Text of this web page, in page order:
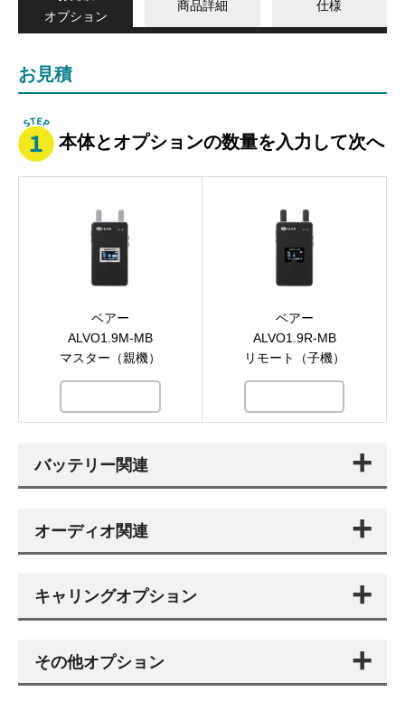
オプション
商品詳細 仕様
お見積
本体とオプションの数量を入力して次へ
ベアー
ALVO1.9M-MB
マスター（親機）
ベアー
ALVO1.9R-MB
リモート（子機）
バッテリー関連
オーディオ関連
キャリングオプション
その他オプション